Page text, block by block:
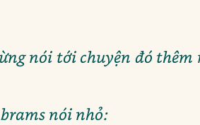
nói tới chuyện đó
nói nhỏ: